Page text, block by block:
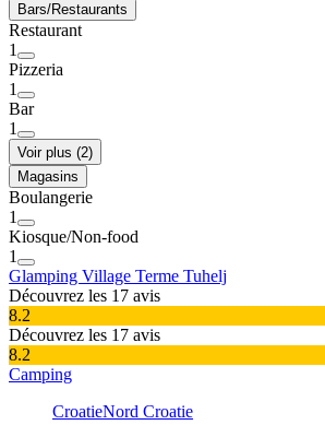
Bars/Restaurants
Restaurant
1
Pizzeria
1
Bar
1
Voir plus (2)
Magasins
Boulangerie
1
Kiosque/Non-food
1
Glamping Village Terme Tuhelj
Découvrez les 17 avis
8.2
Découvrez les 17 avis
8.2
Camping
CroatieNord Croatie